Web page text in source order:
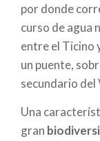
por donde
curso de agua
entre el Ticino
un puente,
secundario del
Una
gran